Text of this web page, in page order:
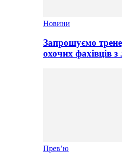
Новини
Запрошуємо
охочих фахівців
Прев’ю